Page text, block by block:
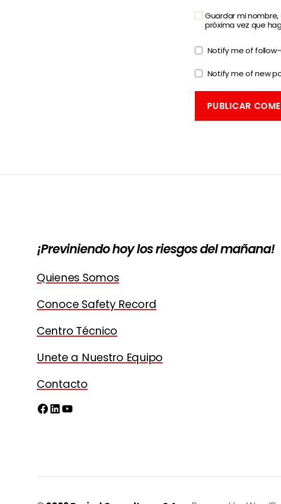
Guardar mi
próxima vez que
Notify me of
Notify me of new
¡Previniendo hoy los riesgos del mañana!
Quienes Somos
Conoce Safety Record
Centro Técnico
Unete a Nuestro Equipo
Contacto
Facebook
LinkedIn
YouTube